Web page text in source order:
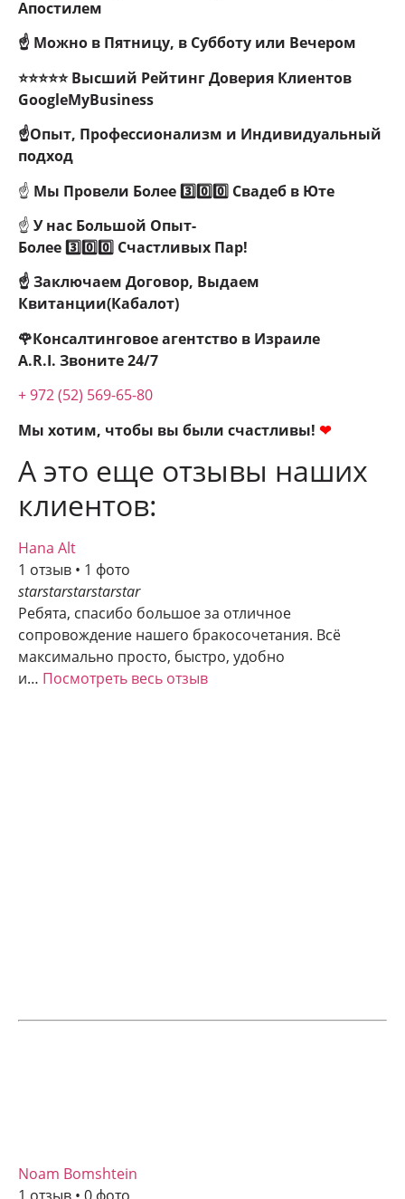
Апостилем
☝ Можно в Пятницу, в Субботу или Вечером
⭐⭐⭐⭐⭐ Высший Рейтинг Доверия Клиентов
GoogleMyBusiness
☝Опыт, Профессионализм и Индивидуальный
подход
☝ Мы Провели Более 3️⃣0️⃣0️⃣ Свадеб в Юте
☝ У нас Большой Опыт-
Более3️⃣0️⃣0️⃣ Счастливых Пар!
☝ Заключаем Договор, Выдаем
Квитанции(Кабалот)
🌹Консалтинговое агентство в Израиле
A.R.I. Звоните 24/7
+ 972 (52) 569-65-80
Мы хотим, чтобы вы были счастливы! ❤
А это еще отзывы наших
клиентов:
Hana Alt
1 отзыв • 1 фото
starstarstarstarstar
Ребята, спасибо большое за отличное
сопровождение нашего бракосочетания. Всё
максимально просто, быстро, удобно
и… Посмотреть весь отзыв
Noam Bomshtein